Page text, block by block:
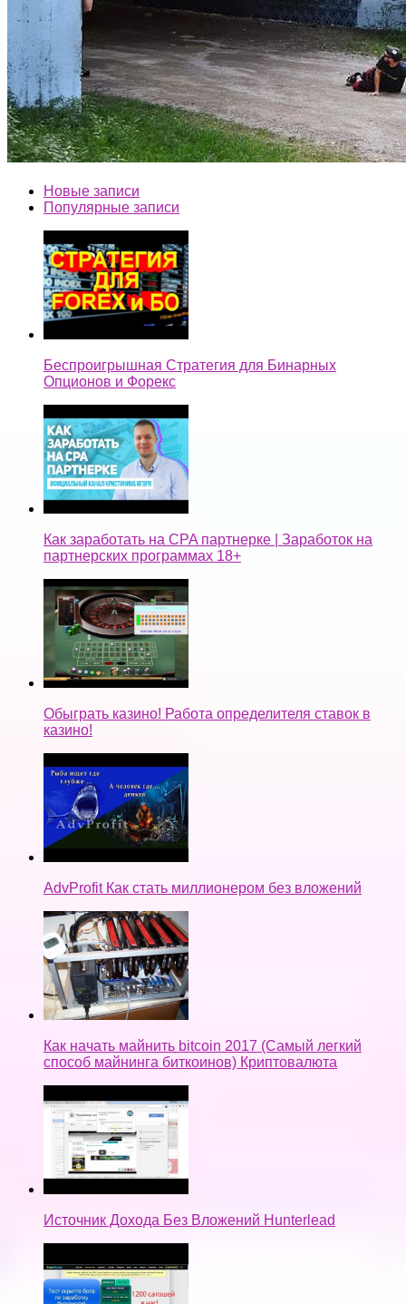
Новые записи
Популярные записи
Беспроигрышная Стратегия для Бинарных
Опционов и Форекс
Как заработать на CPA партнерке | Заработок на
партнерских программах 18+
Обыграть казино! Работа определителя ставок в
казино!
AdvProfit Как стать миллионером без вложений
Как начать майнить bitcoin 2017 (Самый легкий
способ майнинга биткоинов) Криптовалюта
Источник Дохода Без Вложений Hunterlead